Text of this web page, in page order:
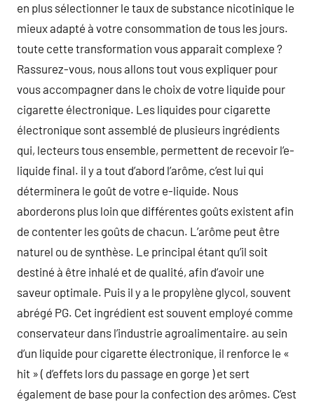
en plus sélectionner le taux de substance nicotinique le
mieux adapté à votre consommation de tous les jours.
toute cette transformation vous apparait complexe ?
Rassurez-vous, nous allons tout vous expliquer pour
vous accompagner dans le choix de votre liquide pour
cigarette électronique. Les liquides pour cigarette
électronique sont assemblé de plusieurs ingrédients
qui, lecteurs tous ensemble, permettent de recevoir l’e-
liquide final. il y a tout d’abord l’arôme, c’est lui qui
déterminera le goût de votre e-liquide. Nous
aborderons plus loin que différentes goûts existent afin
de contenter les goûts de chacun. L’arôme peut être
naturel ou de synthèse. Le principal étant qu’il soit
destiné à être inhalé et de qualité, afin d’avoir une
saveur optimale. Puis il y a le propylène glycol, souvent
abrégé PG. Cet ingrédient est souvent employé comme
conservateur dans l’industrie agroalimentaire. au sein
d’un liquide pour cigarette électronique, il renforce le «
hit » ( d’effets lors du passage en gorge ) et sert
également de base pour la confection des arômes. C’est